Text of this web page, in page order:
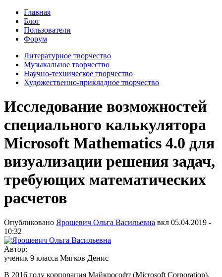
Главная
Блог
Пользователи
Форум
Литературное творчество
Музыкальное творчество
Научно-техническое творчество
Художественно-прикладное творчество
Исследование возможностей
специального калькулятора
Microsoft Mathematics 4.0 для
визуализации решения задач,
требующих математических
расчетов
Опубликовано Ярошевич Ольга Васильевна вкл 05.04.2019 -
10:32
Автор:
ученик 9 класса Мягков Денис
В 2016 году корпорация Майкрософт (Microsoft Corporation),